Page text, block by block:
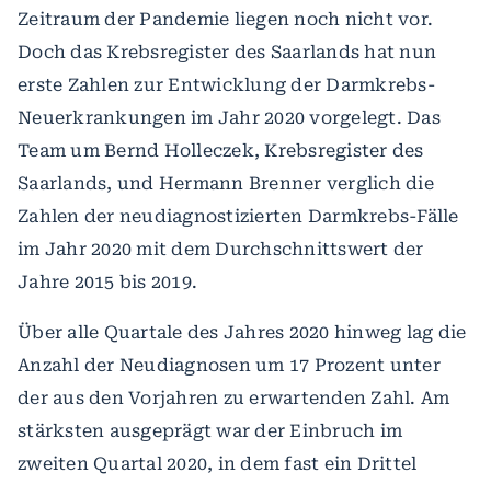
Zeitraum der Pandemie liegen noch nicht vor.
Doch das Krebsregister des Saarlands hat nun
erste Zahlen zur Entwicklung der Darmkrebs-
Neuerkrankungen im Jahr 2020 vorgelegt. Das
Team um Bernd Holleczek, Krebsregister des
Saarlands, und Hermann Brenner verglich die
Zahlen der neudiagnostizierten Darmkrebs-Fälle
im Jahr 2020 mit dem Durchschnittswert der
Jahre 2015 bis 2019.
Über alle Quartale des Jahres 2020 hinweg lag die
Anzahl der Neudiagnosen um 17 Prozent unter
der aus den Vorjahren zu erwartenden Zahl. Am
stärksten ausgeprägt war der Einbruch im
zweiten Quartal 2020, in dem fast ein Drittel